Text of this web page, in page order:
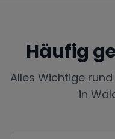
Häufig
Alles Wichtige
in